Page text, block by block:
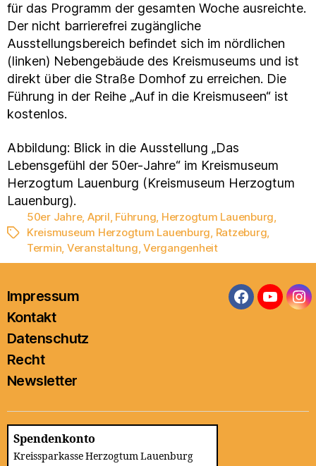
für das Programm der gesamten Woche ausreichte.
Der nicht barrierefrei zugängliche
Ausstellungsbereich befindet sich im nördlichen
(linken) Nebengebäude des Kreismuseums und ist
direkt über die Straße Domhof zu erreichen. Die
Führung in der Reihe „Auf in die Kreismuseen“ ist
kostenlos.
Abbildung: Blick in die Ausstellung „Das
Lebensgefühl der 50er-Jahre“ im Kreismuseum
Herzogtum Lauenburg (Kreismuseum Herzogtum
Lauenburg).
Schlagwörter
50er Jahre, April, Führung, Herzogtum Lauenburg,
Kreismuseum Herzogtum Lauenburg, Ratzeburg,
Termin, Veranstaltung,Vergangenheit
Impressum
Kontakt
Datenschutz
Recht
Newsletter
Facebook
Spendenkonto
Kreissparkasse Herzogtum Lauenburg